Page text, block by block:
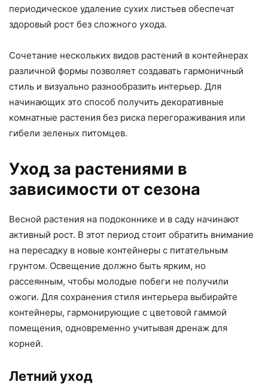
периодическое удаление сухих листьев обеспечат
здоровый рост без сложного ухода.
Сочетание нескольких видов растений в контейнерах
различной формы позволяет создавать гармоничный
стиль и визуально разнообразить интерьер. Для
начинающих это способ получить декоративные
комнатные растения без риска перегораживания или
гибели зеленых питомцев.
Уход за растениями в
зависимости от сезона
Весной растения на подоконнике и в саду начинают
активный рост. В этот период стоит обратить внимание
на пересадку в новые контейнеры с питательным
грунтом. Освещение должно быть ярким, но
рассеянным, чтобы молодые побеги не получили
ожоги. Для сохранения стиля интерьера выбирайте
контейнеры, гармонирующие с цветовой гаммой
помещения, одновременно учитывая дренаж для
корней.
Летний уход